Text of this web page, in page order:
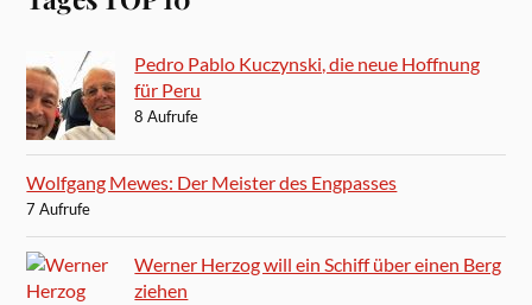
Pedro Pablo Kuczynski, die neue Hoffnung
für Peru
8 Aufrufe
Wolfgang Mewes: Der Meister des Engpasses
7 Aufrufe
Werner Herzog will ein Schiff über einen Berg
ziehen